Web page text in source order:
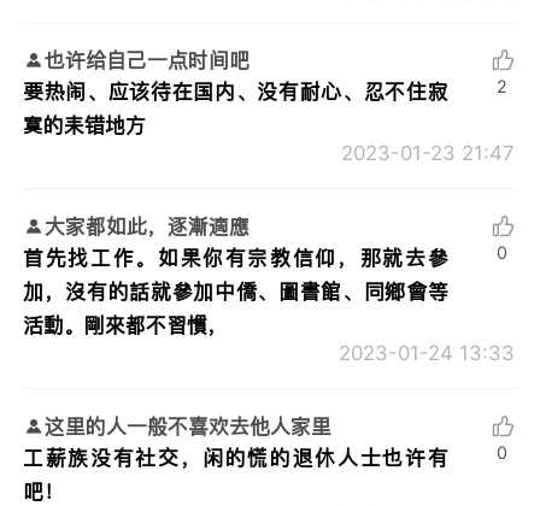
也许给自己一点时间吧
要热闹、应该待在国内、没有耐心、忍不住寂
寞的耒错地方
2023-01-23 21:47
2
大家都如此，逐漸適應
首先找工作。如果你有宗教信仰，那就去參
加，沒有的話就參加中僑、圖書館、同鄉會等
活動。剛來都不習慣，
2023-01-24 13:33
0
这里的人一般不喜欢去他人家里
工薪族没有社交，闲的慌的退休人士也许有
吧！
0